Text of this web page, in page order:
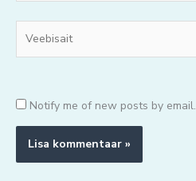
Notify me of new posts by email.